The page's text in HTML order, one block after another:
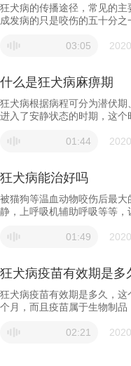
狂犬病的传播途径，常见的
成发病的只是咬伤的五十分
几率是非常危险的。第四个
率，再有所谓的通过消化道
的可能，不过这个几率也是
03:05
什么是狂犬病麻痹期
狂犬病根据病程可分为潜伏
进入了安静状态的时期，这
伤口的消毒处理，疫苗或者
01:44
狂犬病能治好吗
被猫狗等温血动物咬伤后最
静，上呼吸机辅助呼吸等等
用了。 另外除了狂犬病疫苗
01:49
狂犬病疫苗有效期是多
狂犬病疫苗有效期是多久，
个月，而且疫苗属于生物制
它并没有否认，我们之前
02:21